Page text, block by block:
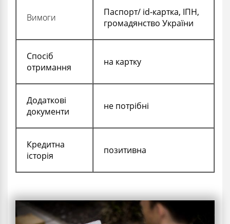
Вимоги
Паспорт/ id-картка, ІПН,
громадянство України
Спосіб
отримання
на картку
Додаткові
документи
не потрібні
Кредитна
історія
позитивна